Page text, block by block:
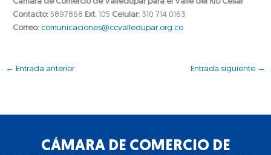
Cámara de Comercio de Valledupar para el Valle del Río Cesar
Contacto: 5897868 Ext. 105 Celular: 310 714 0163
Correo: comunicaciones@ccvalledupar.org.co
← Entrada anterior Entrada siguiente →
CÁMARA DE COMERCIO DE